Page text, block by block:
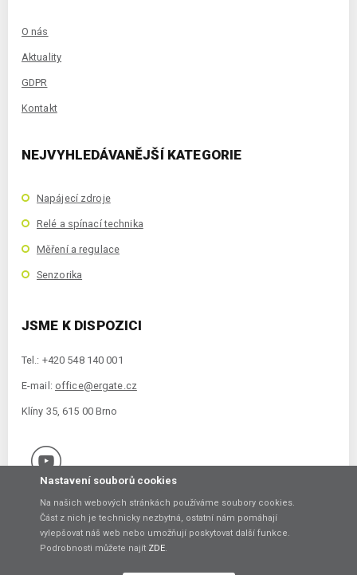
O nás
Aktuality
GDPR
Kontakt
NEJVYHLEDÁVANĚJŠÍ KATEGORIE
Napájecí zdroje
Relé a spínací technika
Měření a regulace
Senzorika
JSME K DISPOZICI
Tel.: +420 548 140 001
E-mail: office@ergate.cz
Klíny 35, 615 00 Brno
Copyright © 2021 ERGATE Automation s.r.o., Klíny 35, 61500 Brno
Nastavení souborů cookies
Na našich webových stránkách používáme soubory cookies.
Část z nich je technicky nezbytná, ostatní nám pomáhají
vylepšovat náš web nebo umožňují poskytovat další funkce.
Podrobnosti můžete najít ZDE.